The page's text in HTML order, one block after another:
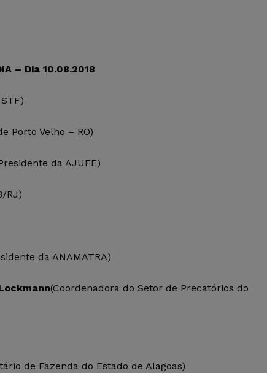
– Dia 10.08.2018
Porto Velho – RO)
da AJUFE)
RJ)
da ANAMATRA)
(Coordenadora do Setor de Precatórios do
de Fazenda do Estado de Alagoas)